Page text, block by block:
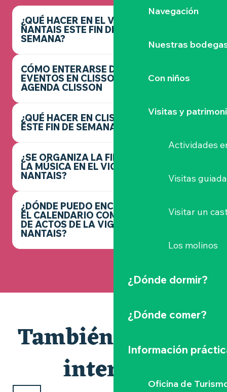
Navegación
Nuestras
Con niños
Visitas y
Actividades
Visitas
Visitar un
Los molinos
¿Dónde dormir?
¿Dónde comer?
Información
Oficina de
¿QUÉ HACER EN EL VIGNOBLE
NANTAIS ESTE FIN DE
SEMANA?
CÓMO ENTERARSE DE LOS
EVENTOS EN CLISSON -
AGENDA CLISSON
¿QUÉ HACER EN CLISSON
ESTE FIN DE SEMANA?
¿SE ORGANIZA LA FIESTA DE
LA MÚSICA EN EL VIGNOBLE
NANTAIS?
¿DÓNDE PUEDO ENCONTRAR
EL CALENDARIO COMPLETO
DE ACTOS DE LA VIGNOBLE
NANTAIS?
También le puede
interesar